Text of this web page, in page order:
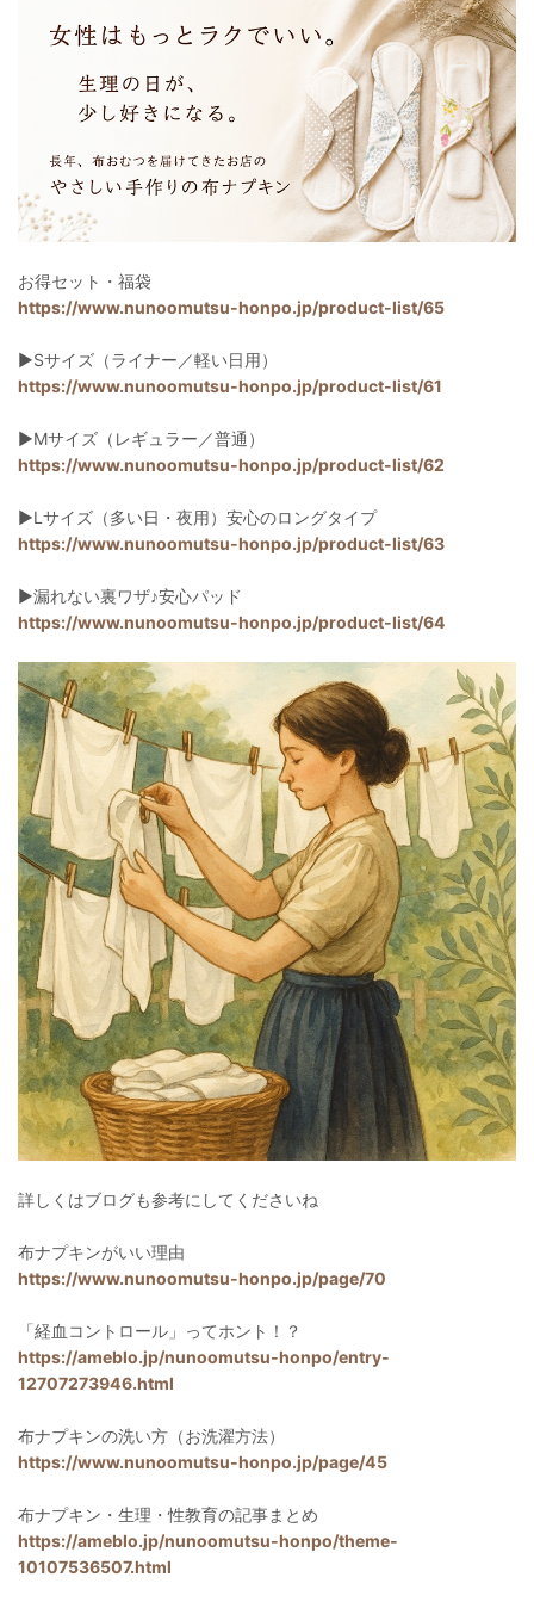
お得セット・福袋
https://www.nunoomutsu-honpo.jp/product-list/65
▶︎Sサイズ（ライナー／軽い日用）
https://www.nunoomutsu-honpo.jp/product-list/61
▶︎Mサイズ（レギュラー／普通）
https://www.nunoomutsu-honpo.jp/product-list/62
▶︎Lサイズ（多い日・夜用）安心のロングタイプ
https://www.nunoomutsu-honpo.jp/product-list/63
▶︎漏れない裏ワザ♪安心パッド
https://www.nunoomutsu-honpo.jp/product-list/64
詳しくはブログも参考にしてくださいね
布ナプキンがいい理由
https://www.nunoomutsu-honpo.jp/page/70
「経血コントロール」ってホント！？
https://ameblo.jp/nunoomutsu-honpo/entry-
12707273946.html
布ナプキンの洗い方（お洗濯方法）
https://www.nunoomutsu-honpo.jp/page/45
布ナプキン・生理・性教育の記事まとめ
https://ameblo.jp/nunoomutsu-honpo/theme-
10107536507.html